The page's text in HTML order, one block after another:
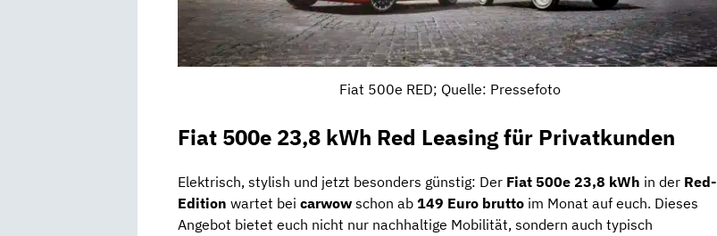
Fiat 500e RED; Quelle: Pressefoto
Fiat 500e 23,8 kWh Red Leasing für Privatkunden
Elektrisch, stylish und jetzt besonders günstig: Der Fiat 500e 23,8 kWh in der Red-
Edition wartet bei carwow schon ab 149 Euro brutto im Monat auf euch. Dieses
Angebot bietet euch nicht nur nachhaltige Mobilität, sondern auch typisch